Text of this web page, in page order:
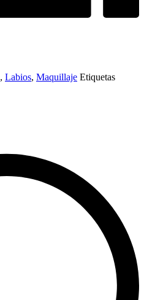
, Labios, Maquillaje Etiquetas